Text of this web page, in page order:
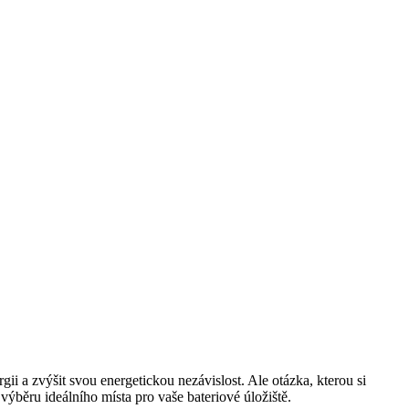
a zvýšit svou energetickou nezávislost. Ale otázka, kterou si
ideálního místa pro vaše bateriové úložiště.